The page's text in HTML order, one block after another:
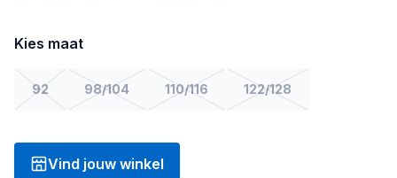
Kies maat
92 98/104 110/116 122/128
Vind jouw winkel